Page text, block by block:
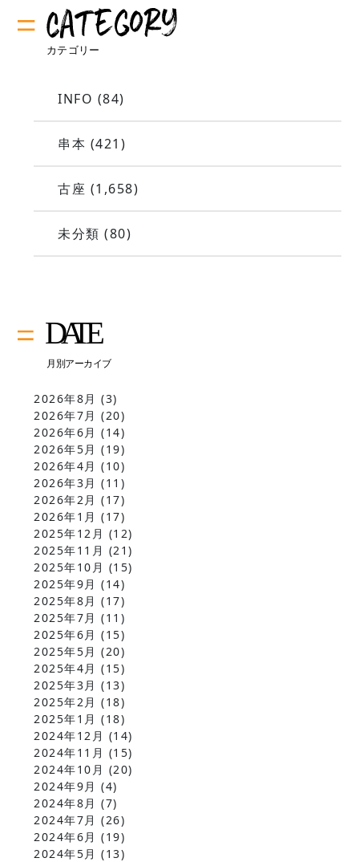
INFO (84)
串本 (421)
古座 (1,658)
未分類 (80)
2026年8月 (3)
2026年7月 (20)
2026年6月 (14)
2026年5月 (19)
2026年4月 (10)
2026年3月 (11)
2026年2月 (17)
2026年1月 (17)
2025年12月 (12)
2025年11月 (21)
2025年10月 (15)
2025年9月 (14)
2025年8月 (17)
2025年7月 (11)
2025年6月 (15)
2025年5月 (20)
2025年4月 (15)
2025年3月 (13)
2025年2月 (18)
2025年1月 (18)
2024年12月 (14)
2024年11月 (15)
2024年10月 (20)
2024年9月 (4)
2024年8月 (7)
2024年7月 (26)
2024年6月 (19)
2024年5月 (13)